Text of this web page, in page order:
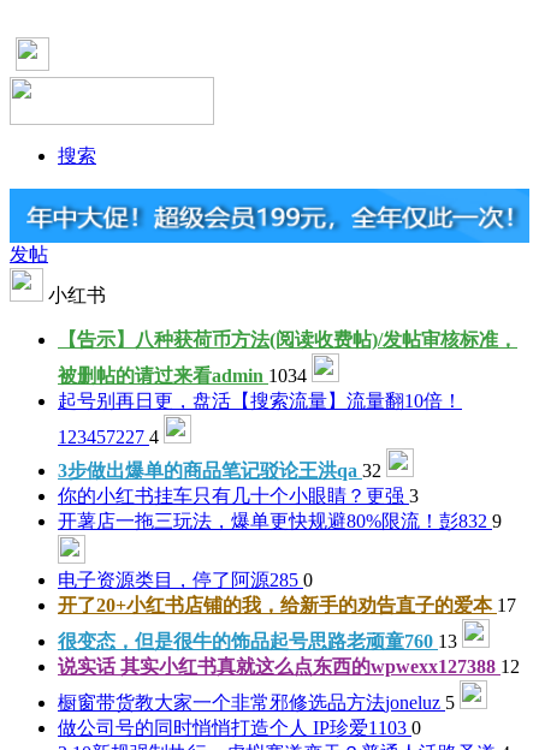
搜索
发帖
小红书
【告示】八种获荷币方法(阅读收费帖)/发帖审核标准，
被删帖的请过来看admin 1034
起号别再日更，盘活【搜索流量】流量翻10倍！
123457227 4
3步做出爆单的商品笔记驳论王洪qa 32
你的小红书挂车只有几十个小眼睛？ 更强 3
开薯店一拖三玩法，爆单更快规避80%限流！ 彭832 9
电子资源类目，停了 阿源285 0
开了20+小红书店铺的我，给新手的劝告直子的爱本 17
很变态，但是很牛的饰品起号思路老顽童760 13
说实话 其实小红书真就这么点东西的wpwexx127388 12
橱窗带货教大家一个非常邪修选品方法joneluz 5
做公司号的同时悄悄打造个人 IP珍爱1103 0